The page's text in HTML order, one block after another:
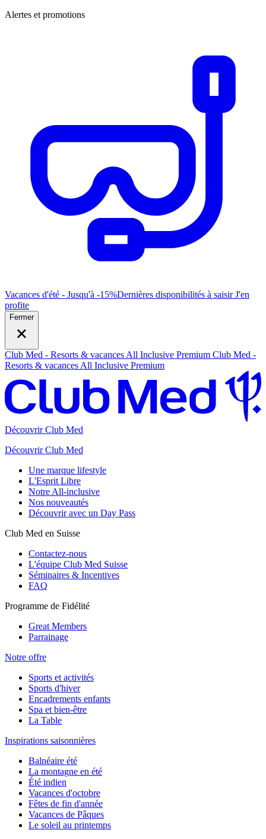
Alertes et promotions
Vacances d'été - Jusqu'à -15%Dernières disponibilités à saisirJ'en
profite
Fermer
Club Med - Resorts & vacances All Inclusive Premium Club Med -
Resorts & vacances All Inclusive Premium
Découvrir Club Med
Découvrir Club Med
Une marque lifestyle
L'Esprit Libre
Notre All-inclusive
Nos nouveautés
Découvrir avec un Day Pass
Club Med en Suisse
Contactez-nous
L'équipe Club Med Suisse
Séminaires & Incentives
FAQ
Programme de Fidélité
Great Members
Parrainage
Notre offre
Sports et activités
Sports d'hiver
Encadrements enfants
Spa et bien-être
La Table
Inspirations saisonnières
Balnéaire été
La montagne en été
Été indien
Vacances d'octobre
Fêtes de fin d'année
Vacances de Pâques
Le soleil au printemps